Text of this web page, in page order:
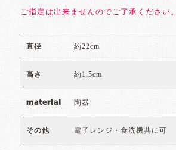
ご指定は出来ませんのでご了承ください。
直径 約22cm
高さ 約1.5cm
material 陶器
その他 電子レンジ・食洗機共に可